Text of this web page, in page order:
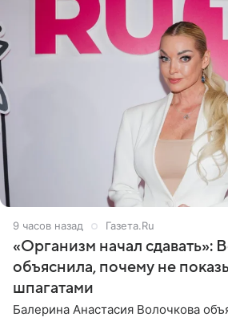
9 часов назад Газета.Ru
«Организм начал сдавать»:
объяснила, почему не
шпагатами
Балерина Анастасия Волочкова